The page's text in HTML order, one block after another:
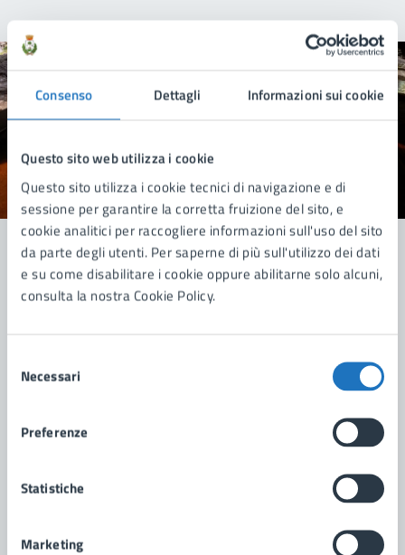
Consenso Dettagli Informazioni sui cookie
Questo sito web utilizza i cookie
Questo sito utilizza i cookie tecnici di navigazione e di
sessione per garantire la corretta fruizione del sito, e
cookie analitici per raccogliere informazioni sull'uso del sito
da parte degli utenti. Per saperne di più sull'utilizzo dei dati
e su come disabilitare i cookie oppure abilitarne solo alcuni,
consulta la nostra Cookie Policy.
delNecessari
Preferenze
Statistiche
Marketing
Quanto sono chiare le informazioni su questa
pagina?
Valuta 5 stelle su 5
Valuta 4 stelle su 5
Valuta 3 stelle su 5
Valuta 2 stelle su 5
Valuta 1 stelle su 5
Contatta il comune
Richiedi assistenza
Segnala disservizio